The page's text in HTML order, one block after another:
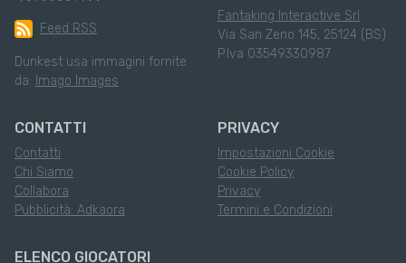
Feed RSS
Dunkest usa immagini fornite
da: Imago Images
Fantaking Interactive Srl
Via San Zeno 145, 25124 (BS)
P.Iva 03549330987
CONTATTI
Contatti
Chi Siamo
Collabora
Pubblicità: Adkaora
PRIVACY
Impostazioni Cookie
Cookie Policy
Privacy
Termini e Condizioni
ELENCO GIOCATORI